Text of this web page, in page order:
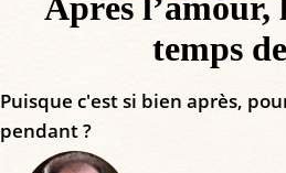
Après l’amour,
temps
Puisque c'est si bien après,
pendant ?